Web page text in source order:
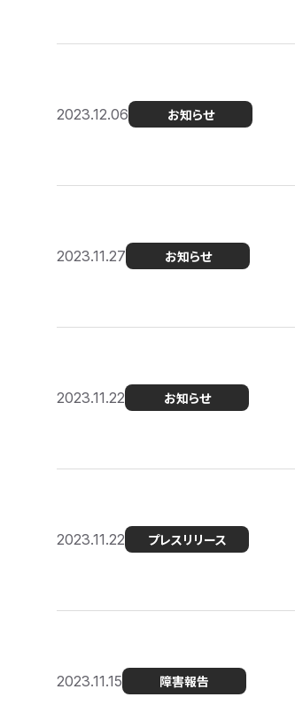
2023.12.06 お知らせ
2023.11.27 お知らせ
2023.11.22 お知らせ
2023.11.22 プレスリリース
2023.11.15 障害報告